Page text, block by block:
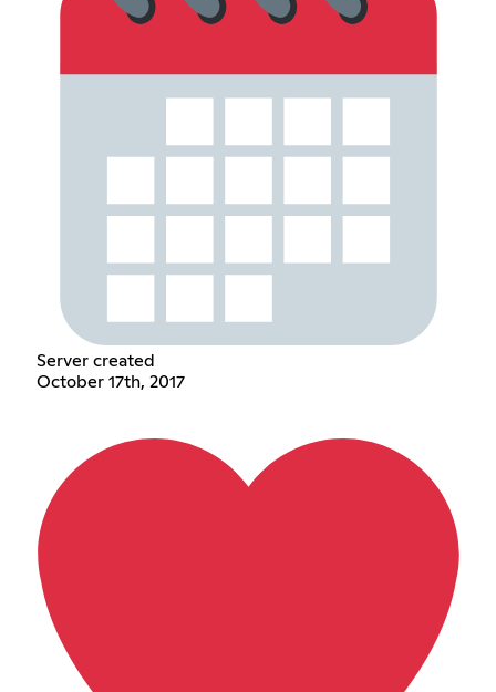
Server created
October 17th, 2017